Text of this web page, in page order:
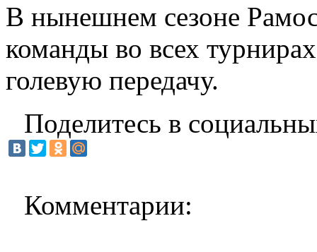
В нынешнем сезоне
команды во всех
голевую передачу.
Поделитесь в
Комментарии: